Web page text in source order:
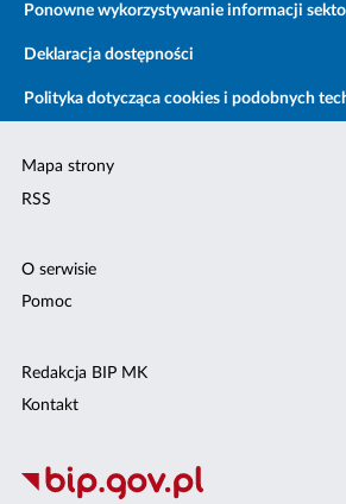
Ponowne wykorzystywanie informacji
Deklaracja dostępności
Polityka dotycząca cookies i podobnych
Mapa strony
RSS
O serwisie
Pomoc
Redakcja BIP MK
Kontakt